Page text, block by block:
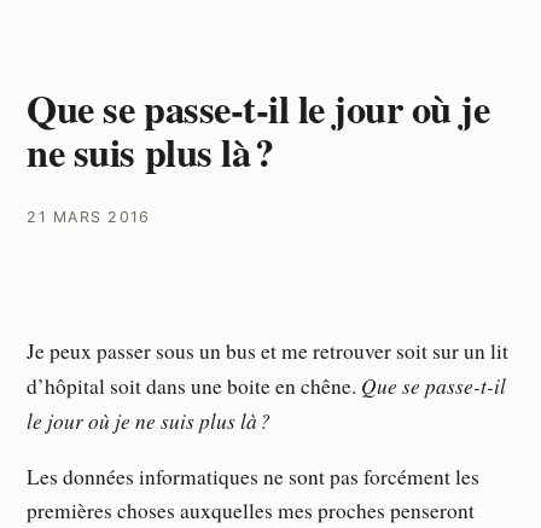
Que se passe-t-il le jour où je
ne suis plus là ?
21 MARS 2016
Je peux passer sous un bus et me retrouver soit sur un lit
d’hôpital soit dans une boite en chêne. Que se passe-t-il
le jour où je ne suis plus là ?
Les données informatiques ne sont pas forcément les
premières choses auxquelles mes proches penseront